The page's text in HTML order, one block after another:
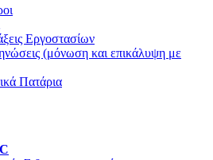
Εργοστασίων
(μόνωση και επικάλυψη με
Πατάρια